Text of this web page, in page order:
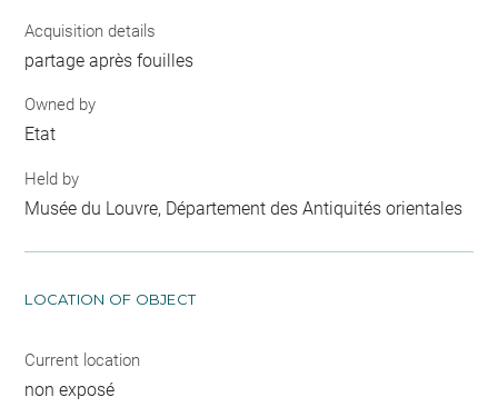
Acquisition details
partage après fouilles
Owned by
Etat
Held by
Musée du Louvre, Département des Antiquités orientales
LOCATION OF OBJECT
Current location
non exposé